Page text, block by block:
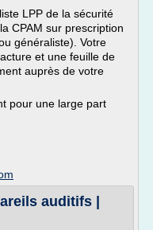
LPP de la sécurité
CPAM sur prescription
généraliste). Votre
et une feuille de
auprès de votre
pour une large part
auditifs |